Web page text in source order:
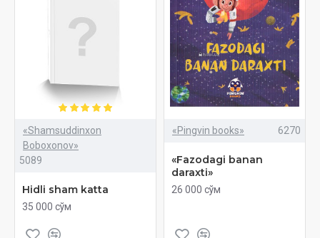
«Shamsuddinxon
Boboxonov»
5089
Hidli sham katta
35 000 сўм
«Pingvin books» 6270
«Fazodagi banan
daraxti»
26 000 сўм